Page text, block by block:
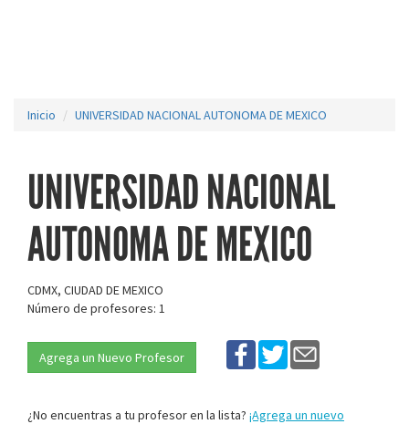
Inicio UNIVERSIDAD NACIONAL AUTONOMA DE MEXICO
UNIVERSIDAD NACIONAL
AUTONOMA DE MEXICO
CDMX, CIUDAD DE MEXICO
Número de profesores: 1
Agrega un Nuevo Profesor
¿No encuentras a tu profesor en la lista? ¡Agrega un nuevo